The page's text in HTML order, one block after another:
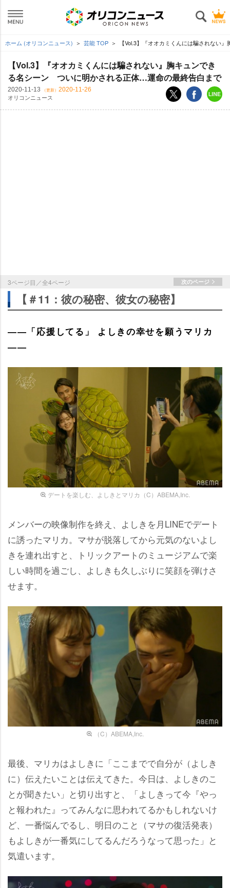
ホーム (オリコンニュース) 芸能 TOP 【Vol.3】『オオカミくんには騙されない
【Vol.3】『オオカミくんには騙されない』胸キュンでき
る名シーン ついに明かされる正体…運命の最終告白まで
2020-11-13 （更新） 2020-11-26
オリコンニュース
3ページ目／全4ページ 次のページ
【＃11：彼の秘密、彼女の秘密】
――「応援してる」 よしきの幸せを願うマリカ
――
デートを楽しむ、よしきとマリカ（C）ABEMA,Inc.
メンバーの映像制作を終え、よしきを月LINEでデート
に誘ったマリカ。マサが脱落してから元気のないよし
きを連れ出すと、トリックアートのミュージアムで楽
しい時間を過ごし、よしきも久しぶりに笑顔を弾けさ
せます。
（C）ABEMA,Inc.
最後、マリカはよしきに「ここまでで自分が（よしき
に）伝えたいことは伝えてきた。今日は、よしきのこ
とが聞きたい」と切り出すと、「よしきって今『やっ
と報われた』ってみんなに思われてるかもしれないけ
ど、一番悩んでるし、明日のこと（マサの復活発表）
もよしきが一番気にしてるんだろうなって思った」と
気遣います。